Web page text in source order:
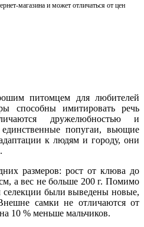
магазина и может отличаться от цен
питомцем для любителей
способны имитировать речь
дружелюбностью и
попугаи, вьющие
к людям и городу, они
размеров: рост от клюва до
а вес не больше 200 г. Помимо
селекции были выведены новые,
самки не отличаются от
10 % меньше мальчиков.